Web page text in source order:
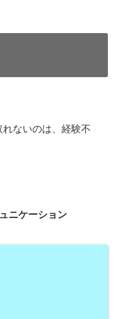
ないのは、経験不
ニケーション